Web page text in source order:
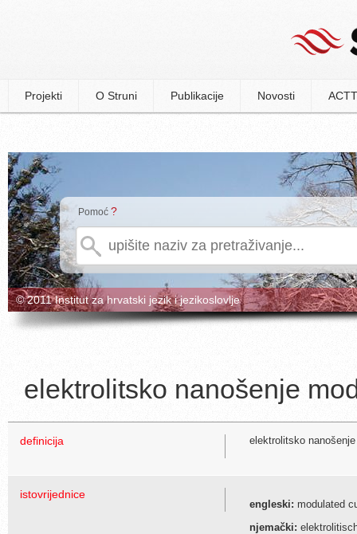
Projekti O Struni Publikacije Novosti
Pomoć ?
© 2011 Institut za hrvatski jezik i jezikoslovlje
elektrolitsko nanošenje
definicija elektrolitsko
istovrijednice
engleski: modulated
njemački: